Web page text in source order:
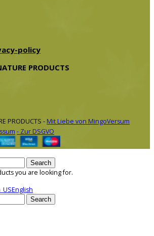
policy
PRODUCTS
PRODUCTS - Mit Liebe von MingoVersum
- Zur DSGVO
Search
you are looking for.
English
Search